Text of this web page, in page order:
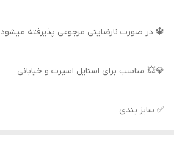
🔱 در صورت نارضایتی مرجوعی پذیرفته میشود
💎💥 مناسب برای استایل اسپرت و خیابانی
✅ سایز بندی